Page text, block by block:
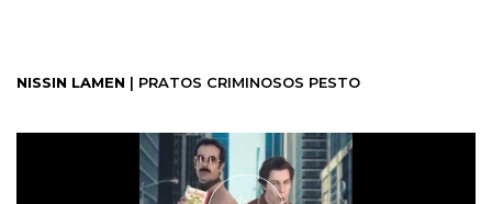
NISSIN LAMEN | PRATOS CRIMINOSOS PESTO